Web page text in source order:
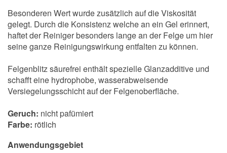
Besonderen Wert wurde zusätzlich auf die Viskosität
gelegt. Durch die Konsistenz welche an ein Gel erinnert,
haftet der Reiniger besonders lange an der Felge um hier
seine ganze Reinigungswirkung entfalten zu können.
Felgenblitz säurefrei enthält spezielle Glanzadditive und
schafft eine hydrophobe, wasserabweisende
Versiegelungsschicht auf der Felgenoberfläche.
Geruch: nicht pafümiert
Farbe: rötlich
Anwendungsgebiet